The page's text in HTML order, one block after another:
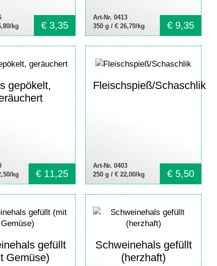
kg
€ 3,35
Art-Nr. 0413
350 g / € 26,70/kg € 9,35
gepökelt,
kg
€ 11,25
Fleischspieß/Schaschlik
Art-Nr. 0403
250 g / € 22,00/kg € 5,50
gefüllt
Gemüse)
Schweinehals gefüllt
(herzhaft)